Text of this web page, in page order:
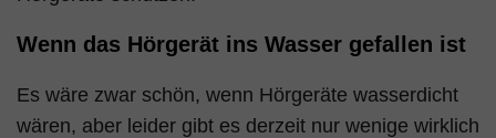
Wenn das Hörgerät ins Wasser gefallen ist
Es wäre zwar schön, wenn Hörgeräte wasserdicht
wären, aber leider gibt es derzeit nur wenige wirklich